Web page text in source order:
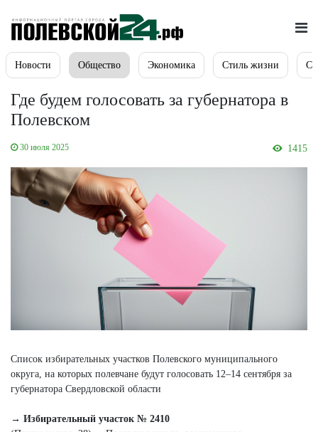
Новости Общество Экономика Стиль жизни
Где будем голосовать за губернатора в
Полевском
30 июля 2025 1415
Список избирательных участков Полевского муниципального
округа, на которых полевчане будут голосовать 12–14 сентября за
губернатора Свердловской области
→ Избирательный участок № 2410